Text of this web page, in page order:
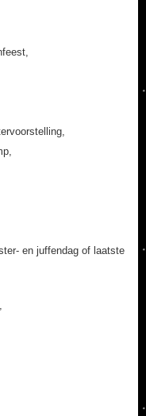
en juffendag of laatste